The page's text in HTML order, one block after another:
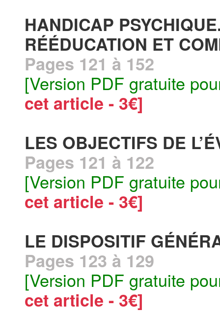
HANDICAP
RÉÉDUCATION ET
Pages 121 à 152
[Version PDF gratuite
cet article - 3€]
LES OBJECTIFS DE
Pages 121 à 122
[Version PDF gratuite
cet article - 3€]
LE DISPOSITIF
Pages 123 à 129
[Version PDF gratuite
cet article - 3€]